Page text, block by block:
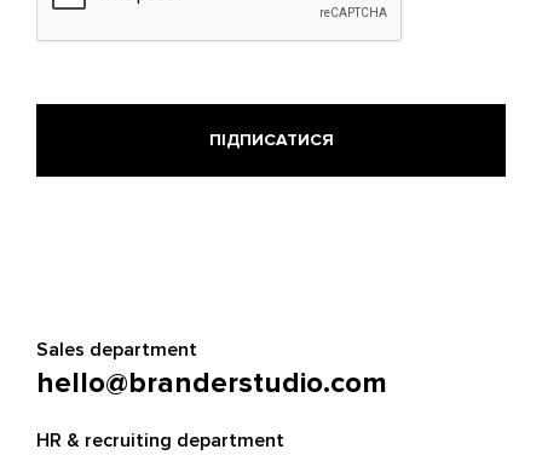
Sales department
hello@branderstudio.com
HR & recruiting department